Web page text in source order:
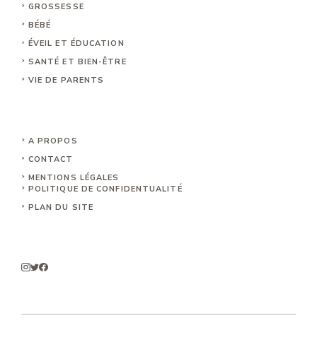
GROSSESSE
BÉBÉ
ÉVEIL ET ÉDUCATION
SANTÉ ET BIEN-ÊTRE
VIE DE PARENTS
A PROPOS
CONTACT
MENTIONS LÉGALES
POLITIQUE DE CONFIDENTUALITÉ
PLAN DU SITE